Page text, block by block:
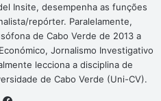
Insite, desempenha as funções
repórter. Paralelamente,
de Cabo Verde de 2013 a
Jornalismo Investigativo
lecciona a disciplina de
de Cabo Verde (Uni-CV).